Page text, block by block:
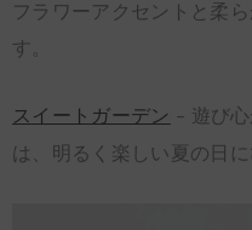
フラワーアクセントと柔
す。
スイートガーデン – 遊び
は、明るく楽しい夏の日に